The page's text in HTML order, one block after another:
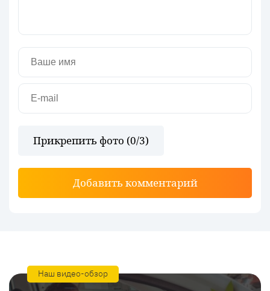
Прикрепить фото (0/3)
Добавить комментарий
Наш видео-обзор